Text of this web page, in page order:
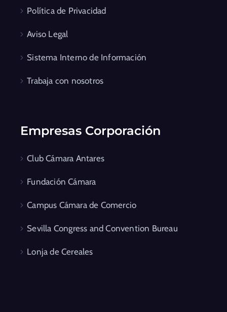
Política de Privacidad
Aviso Legal
Sistema Interno de Información
Trabaja con nosotros
Empresas Corporación
Club Cámara Antares
Fundación Cámara
Campus Cámara de Comercio
Sevilla Congress and Convention Bureau
Lonja de Cereales